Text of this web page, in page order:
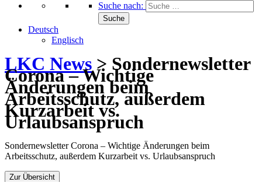
Suche nach:
Deutsch
Englisch
LKC News > Sondernewsletter
Corona – Wichtige
Änderungen beim
Arbeitsschutz, außerdem
Kurzarbeit vs.
Urlaubsanspruch
Sondernewsletter Corona – Wichtige Änderungen beim
Arbeitsschutz, außerdem Kurzarbeit vs. Urlaubsanspruch
Zur Übersicht